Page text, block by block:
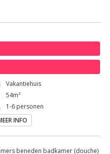
Vakantiehuis
54m²
1-6 personen
INFO
beneden badkamer (douche)